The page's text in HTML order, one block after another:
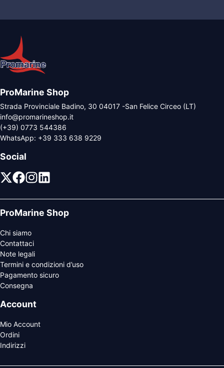
ProMarine Shop
Strada Provinciale Badino, 30 04017 -San Felice Circeo (LT)
info@promarineshop.it
(+39) 0773 544386
WhatsApp: +39 333 638 9229
ProMarine Shop
Chi siamo
Contattaci
Note legali
Termini e condizioni d’uso
Pagamento sicuro
Consegna
Account
Mio Account
Ordini
Indirizzi
Social